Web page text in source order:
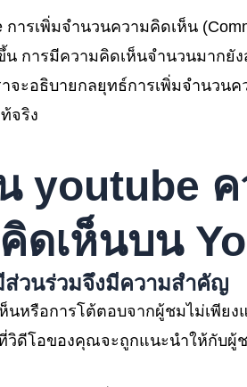
การเพิ่มจำนวนความคิดเห็น
การมีความคิดเห็นจำนวนมากยั
จะอธิบายกลยุทธ์การเพิ่มจำนวน
จริง
youtube
ดเห็นบน
ส่วนร่วมจึงมีความสำคัญ
นหรือการโต้ตอบจากผู้ชมไม่เพี
วิดีโอของคุณจะถูกแนะนำให้กับผู้